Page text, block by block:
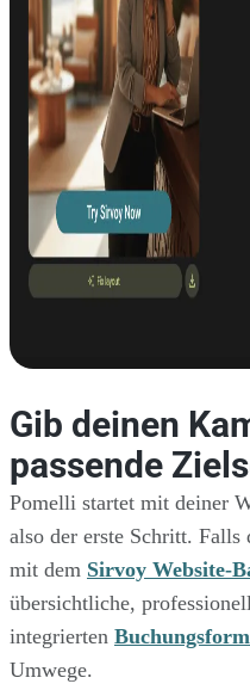
Gib deinen
passende
Pomelli startet mit deiner
also der erste Schritt. Falls
mit dem Sirvoy Website-
übersichtliche,
integrierten
Umwege.